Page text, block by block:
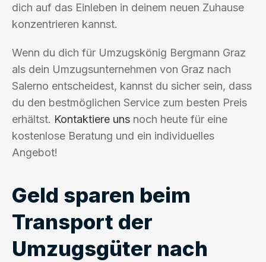
dich auf das Einleben in deinem neuen Zuhause
konzentrieren kannst.
Wenn du dich für Umzugskönig Bergmann Graz
als dein Umzugsunternehmen von Graz nach
Salerno entscheidest, kannst du sicher sein, dass
du den bestmöglichen Service zum besten Preis
erhältst. Kontaktiere uns noch heute für eine
kostenlose Beratung und ein individuelles
Angebot!
Geld sparen beim
Transport der
Umzugsgüter nach